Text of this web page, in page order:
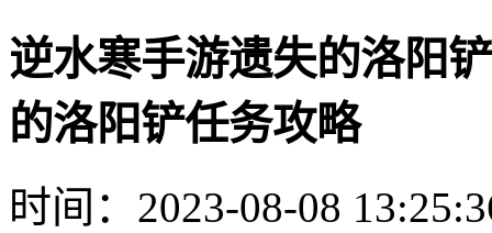
逆水寒手游遗失的洛阳
的洛阳铲任务攻略
时间：2023-08-08